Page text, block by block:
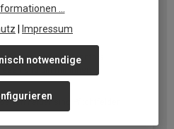
zur Kenntnis
Felder sind Pflichtfelder.
...
Impressum
notwendige